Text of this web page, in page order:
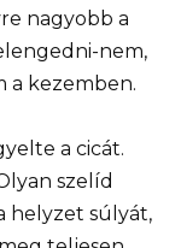
nagyobb a
nem,
a kezemben.
a cicát.
szelíd
helyzet súlyát,